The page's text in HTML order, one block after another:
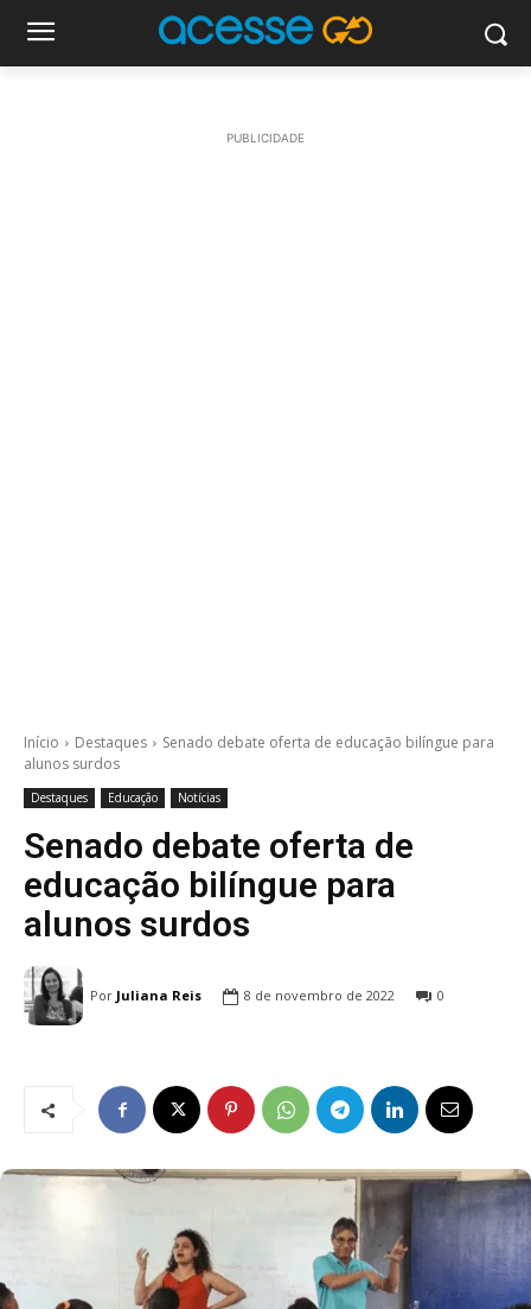
PUBLICIDADE
Início Destaques
Senado debate oferta de educação bilíngue para
alunos surdos
Destaques Educação Notícias
Senado debate oferta de
educação bilíngue para
alunos surdos
Por Juliana Reis 8 de novembro de 2022 0